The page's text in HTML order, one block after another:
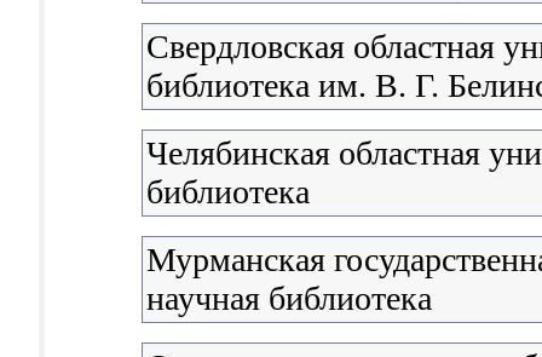
Свердловская областная
библиотека им. В. Г.
Челябинская областная
библиотека
Мурманская
научная библиотека